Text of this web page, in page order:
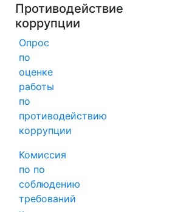
Противодействие
коррупции
Опрос
по
оценке
работы
по
противодействию
коррупции
Комиссия
по по
соблюдению
требований